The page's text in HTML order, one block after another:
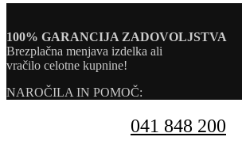
100% GARANCIJA ZADOVOLJSTVA
Brezplačna menjava izdelka ali
vračilo celotne kupnine!
NAROČILA IN POMOČ:
041 848 200